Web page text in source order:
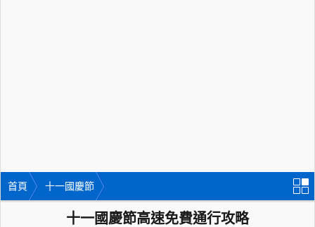
首頁 十一國慶節
十一國慶節高速免費通行攻略